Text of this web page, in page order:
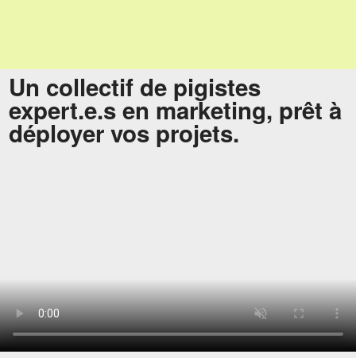
Un collectif de pigistes
expert.e.s en marketing, prêt à
déployer vos projets.